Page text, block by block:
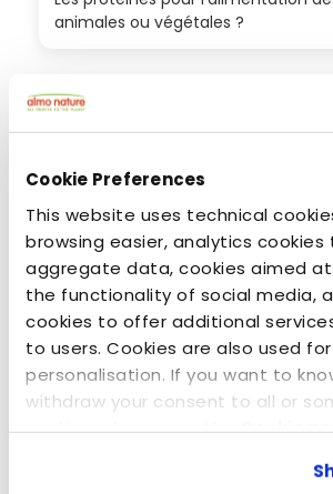
Cookie Preferences
This website uses technical
browsing easier, analytics
aggregate data, cookies aimed
the functionality of social media,
cookies to offer additional
to users. Cookies are also used
personalisation. If you want to
withdraw your consent to all or
cookies, please see theCookie
scrolling this webpage or
animales ou végétales ?
Le seul qui puisse le consoler - Mr.
Nature Legend